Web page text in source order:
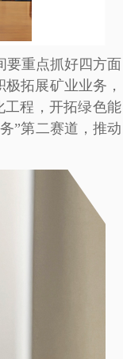
要重点抓好四方面
拓展矿业业务，
工程，开拓绿色能
”第二赛道，推动